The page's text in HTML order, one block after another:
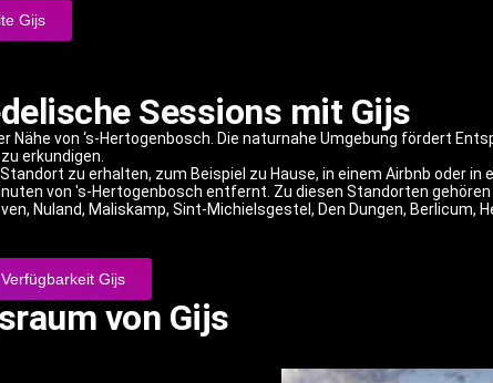
Gijs
Sessions mit Gijs
von ‘s-Hertogenbosch. Die naturnahe Umgebung fördert
erkundigen.
zu erhalten, zum Beispiel zu Hause, in einem Airbnb oder in
von 's-Hertogenbosch entfernt. Zu diesen Standorten gehören
Nuland, Maliskamp, Sint-Michielsgestel, Den Dungen, Berlicum,
Verfügbarkeit Gijs
von Gijs